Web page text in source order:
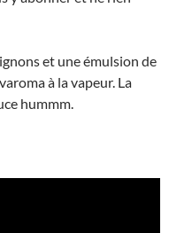
et une émulsion de
à la vapeur. La
hummm.